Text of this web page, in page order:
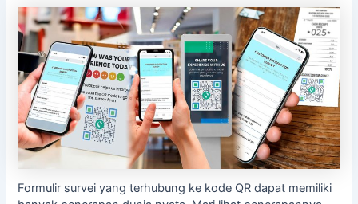
Formulir survei yang terhubung ke kode QR dapat memiliki